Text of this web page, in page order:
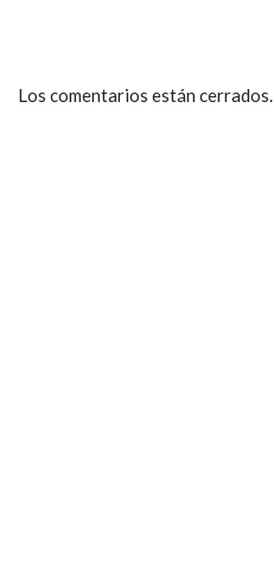
Los comentarios están cerrados.